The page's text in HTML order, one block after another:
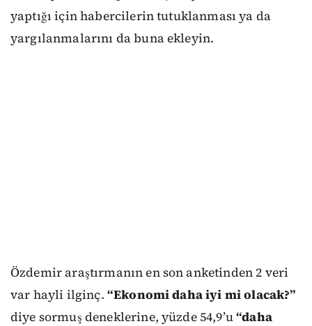
yaptığı için habercilerin tutuklanması ya da
yargılanmalarını da buna ekleyin.
Özdemir araştırmanın en son anketinden 2 veri
var hayli ilginç. “Ekonomi daha iyi mi olacak?”
diye sormuş deneklerine, yüzde 54,9’u“daha